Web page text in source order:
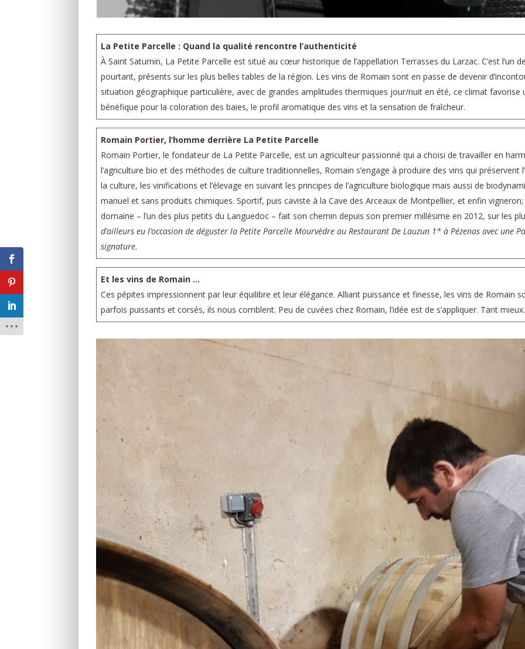
La Petite Parcelle : Quand la qualité rencontre l’authenticité
À Saint Saturnin, La Petite Parcelle est situé au cœur historique de l’appellation Terrasses du Larzac. C’est l’un
pourtant, présents sur les plus belles tables de la région. Les vins de Romain sont en passe de devenir
situation géographique particulière, avec de grandes amplitudes thermiques jour/nuit en été, ce climat
bénéfique pour la coloration des baies, le profil aromatique des vins et la sensation de fraîcheur.
Romain Portier, l’homme derrière La Petite Parcelle
Romain Portier, le fondateur de La Petite Parcelle, est un agriculteur passionné qui a choisi de travailler en
l’agriculture bio et des méthodes de culture traditionnelles, Romain s’engage à produire des vins qui préservent
la culture, les vinifications et l’élevage en suivant les principes de l’agriculture biologique mais aussi de
manuel et sans produits chimiques. Sportif, puis caviste à la Cave des Arceaux de Montpellier, et enfin
domaine – l’un des plus petits du Languedoc – fait son chemin depuis son premier millésime en 2012, sur les
d’ailleurs eu l’occasion de déguster la Petite Parcelle Mourvèdre au Restaurant De Lauzun 1* à Pézenas avec une
signature.
Et les vins de Romain …
Ces pépites impressionnent par leur équilibre et leur élégance. Alliant puissance et finesse, les vins de Romain
parfois puissants et corsés, ils nous comblent. Peu de cuvées chez Romain, l’idée est de s’appliquer. Tant mieux.